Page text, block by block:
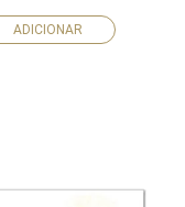
ADICIONAR